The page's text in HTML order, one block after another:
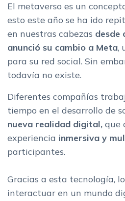
El metaverso es un
esto este año se ha ido
en nuestras cabezas desde
anunció su cambio a Meta,
para su red social. Sin
todavía no existe.
Diferentes compañías
tiempo en el desarrollo de
nueva realidad digital, que
experiencia inmersiva y
participantes.
Gracias a esta tecnología,
interactuar en un mundo